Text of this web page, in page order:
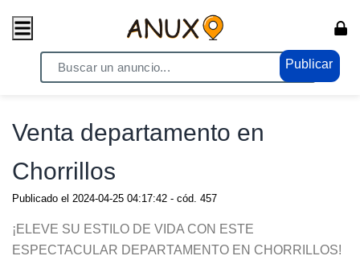
Publicar
/ Propiedades - Inmuebles / Casas - VENTA
Venta departamento en
Chorrillos
Publicado el 2024-04-25 04:17:42 - cód. 457
¡ELEVE SU ESTILO DE VIDA CON ESTE
ESPECTACULAR DEPARTAMENTO EN CHORRILLOS!